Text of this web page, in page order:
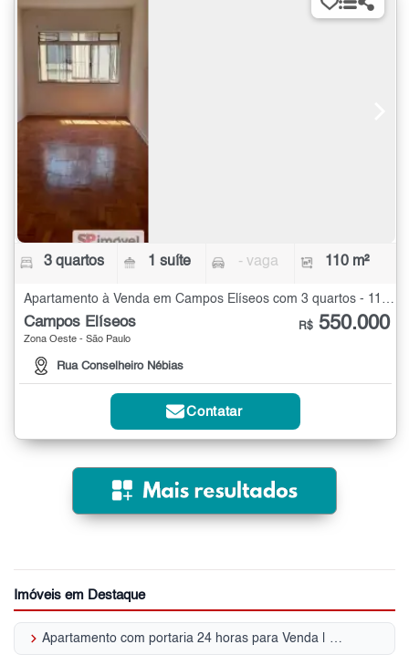
3 quartos 1 suíte - vaga 110 m²
Apartamento à Venda em Campos Elíseos com 3 quartos - 110 m²
Campos Elíseos
Zona Oeste - São Paulo
Rua Conselheiro Nébias
R$ 550.000
Contatar
Imóveis em Destaque
keyboard_arrow_right Apartamento com portaria 24 horas para Venda | Campos Elíseos